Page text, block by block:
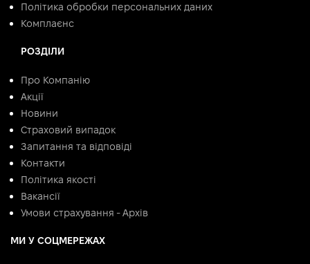
Політика обробки персональних даних
Комплаєнс
РОЗДІЛИ
Про Компанію
Акції
Новини
Страховий випадок
Запитання та відповіді
Контакти
Політика якості
Вакансії
Умови страхування - Архів
МИ У СОЦМЕРЕЖАХ